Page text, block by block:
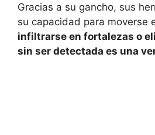
Gracias a su gancho, sus
su capacidad para moverse
infiltrarse en fortalezas o
sin ser detectada es una